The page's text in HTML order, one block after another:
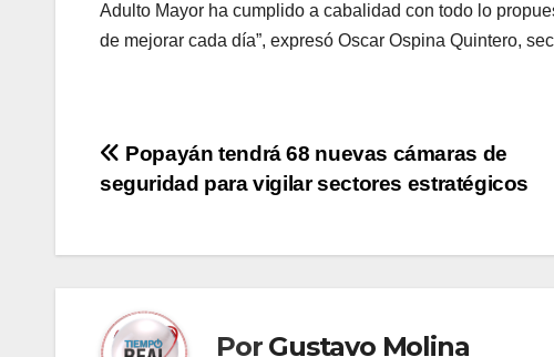
Adulto Mayor ha cumplido a cabalidad con todo lo
de mejorar cada día”, expresó Oscar Ospina Quintero,
Navegación
de
entradas
Popayán tendrá 68 nuevas cámaras de
seguridad para vigilar sectores estratégicos
Por Gustavo Molina